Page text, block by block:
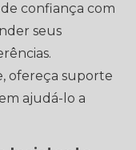
confiança com
seus
ofereça suporte
ajudá-lo a